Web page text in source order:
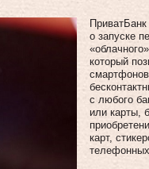
о запуске
который
с любого
или карты,
карт,